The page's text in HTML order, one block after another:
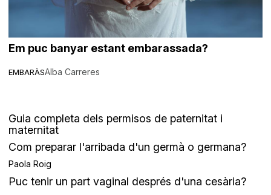
EMBARÀS
Em puc banyar estant embarassada?
Alba Carreres
Guia completa dels permisos de paternitat i
maternitat
Com preparar l'arribada d'un germà o germana?
Paola Roig
Puc tenir un part vaginal després d'una cesària?